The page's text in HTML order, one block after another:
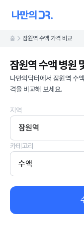
홈 잠원역 수액 가격 비교
잠원역 수액 병원
나만의닥터에서 잠원역 수
격을 비교해 보세요.
지역
잠원역
카테고리
수액